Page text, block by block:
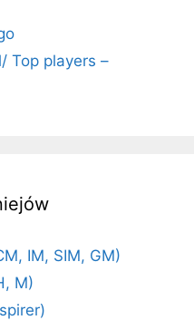
Top players –
IM, SIM, GM)
M)